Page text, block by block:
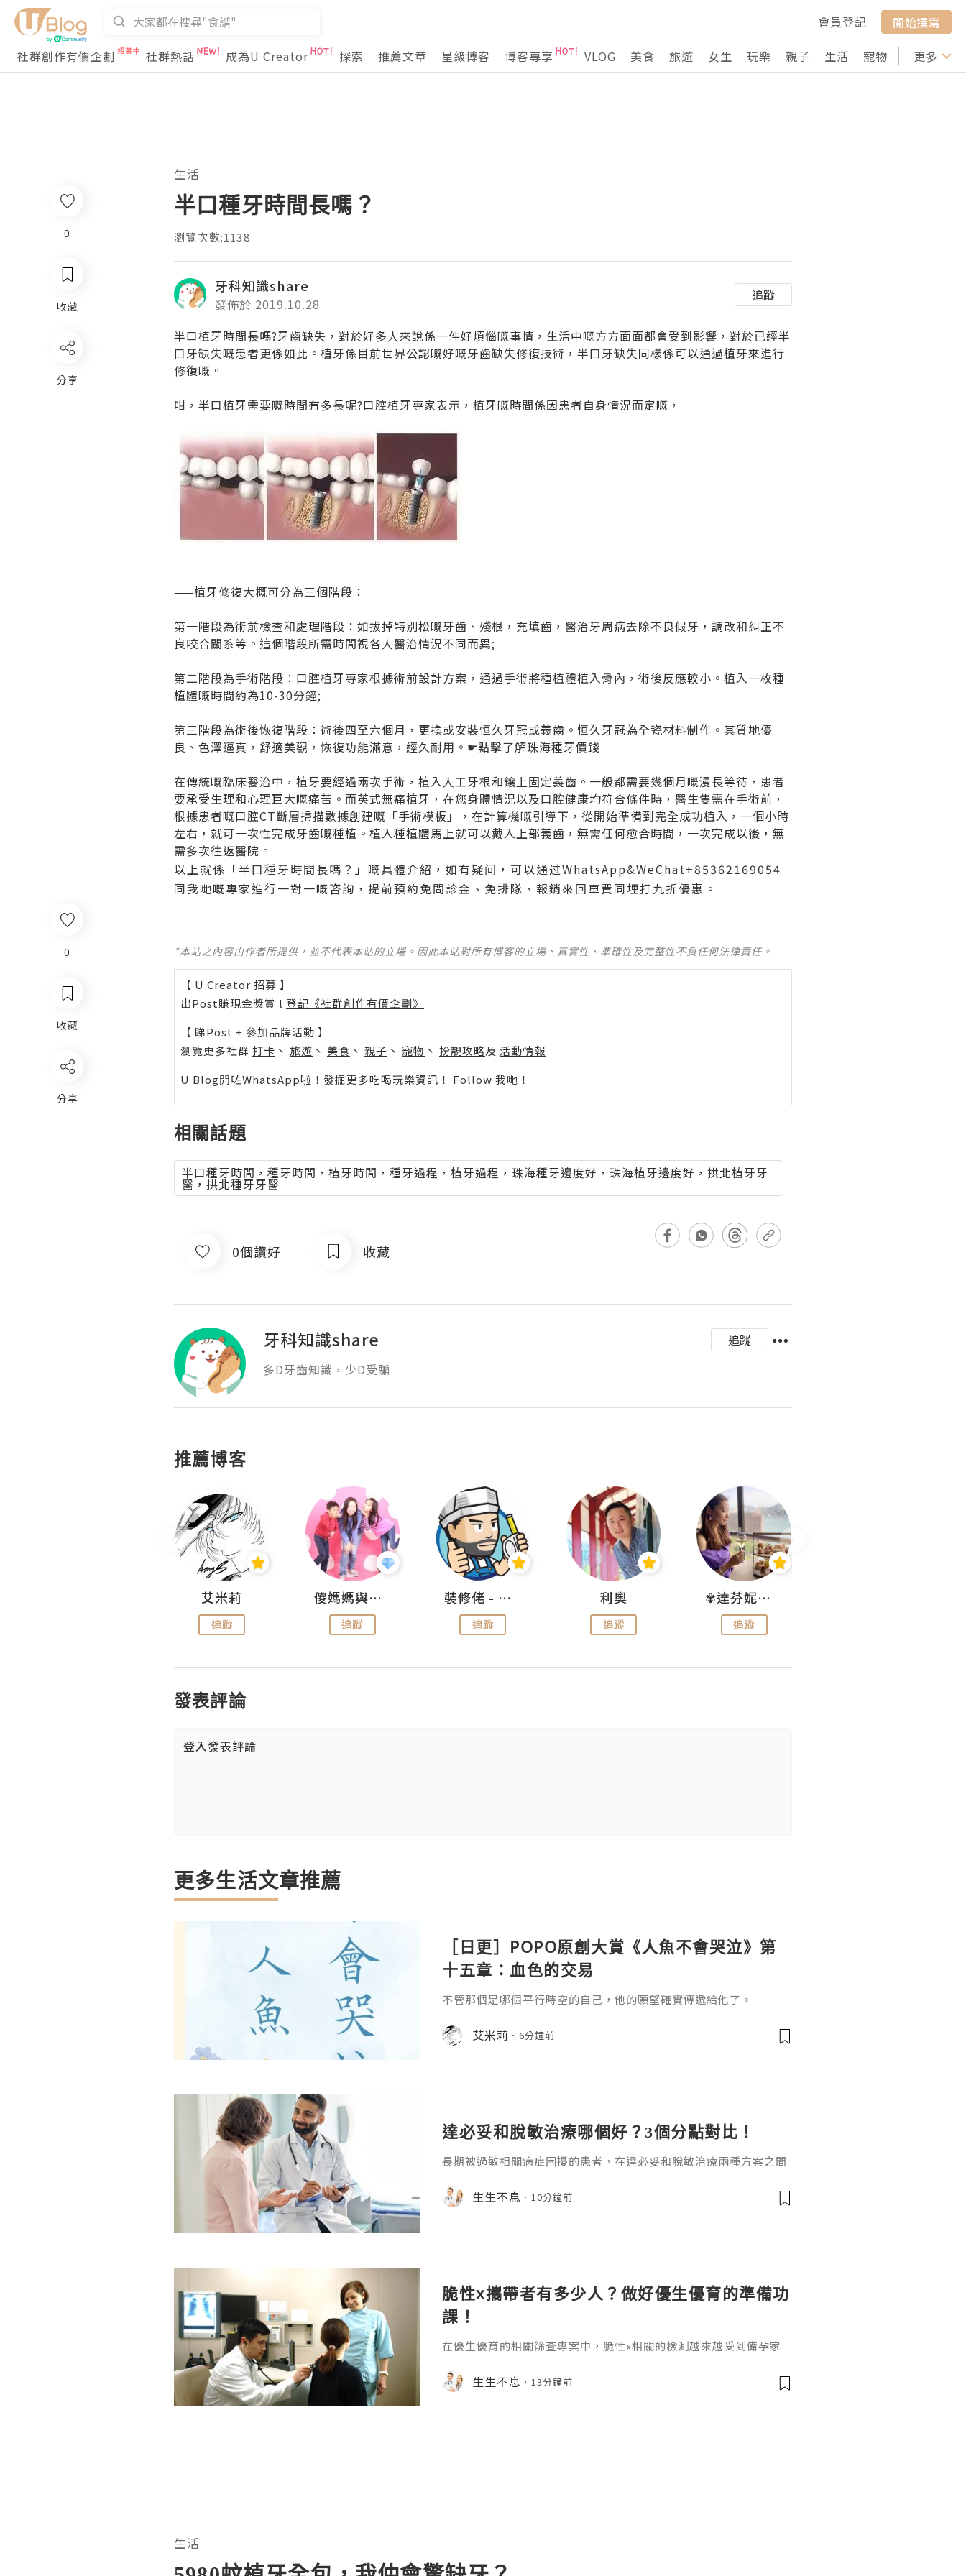
會員登記
開始撰寫
社群創作有價企劃
社群熱話 成為U Creator 探索 推薦文章 星級博客 博客專享 VLOG 美食 旅遊 女生 玩樂 親子 生活 寵物 行山 打卡
更多
0
收藏
分享
生活
半口種牙時間長嗎？
瀏覽次數:1138
牙科知識share
發佈於 2019.10.28
追蹤
半口植牙時間長嗎?牙齒缺失，對於好多人來說係一件好煩惱嘅事情，生活中嘅方方面面都會受到影響，對於已經半
口牙缺失嘅患者更係如此。植牙係目前世界公認嘅好嘅牙齒缺失修復技術，半口牙缺失同樣係可以通過植牙來進行
修復嘅。
咁，半口植牙需要嘅時間有多長呢?口腔植牙專家表示，植牙嘅時間係因患者自身情況而定嘅，
——植牙修復大概可分為三個階段：
第一階段為術前檢查和處理階段：如拔掉特別松嘅牙齒、殘根，充填齒，醫治牙周病去除不良假牙，調改和糾正不
良咬合關系等。這個階段所需時間視各人醫治情況不同而異;
第二階段為手術階段：口腔植牙專家根據術前設計方案，通過手術將種植體植入骨內，術後反應較小。植入一枚種
植體嘅時間約為10-30分鐘;
第三階段為術後恢復階段：術後四至六個月，更換或安裝恒久牙冠或義齒。恒久牙冠為全瓷材料制作。其質地優
良、色澤逼真，舒適美觀，恢復功能滿意，經久耐用。☛點擊了解珠海種牙價錢
在傳統嘅臨床醫治中，植牙要經過兩次手術，植入人工牙根和鑲上固定義齒。一般都需要幾個月嘅漫長等待，患者
要承受生理和心理巨大嘅痛苦。而英式無痛植牙，在您身體情況以及口腔健康均符合條件時，醫生隻需在手術前，
根據患者嘅口腔CT斷層掃描數據創建嘅「手術模板」，在計算機嘅引導下，從開始準備到完全成功植入，一個小時
左右，就可一次性完成牙齒嘅種植。植入種植體馬上就可以戴入上部義齒，無需任何愈合時間，一次完成以後，無
需多次往返醫院。
以上就係「半口種牙時間長嗎？」嘅具體介紹，如有疑问，可以通过WhatsApp&WeChat+85362169054
同我哋嘅專家進行一對一嘅咨詢，提前預約免問診金、免排隊、報銷來回車費同埋打九折優惠。
*本站之內容由作者所提供，並不代表本站的立場。因此本站對所有博客的立場、真實性、準確性及完整性不負任何法律責任。
【 U Creator 招募 】
出Post賺現金獎賞 l 登記《社群創作有價企劃》
【 睇Post + 參加品牌活動 】
瀏覽更多社群 打卡 丶 旅遊 丶 美食 丶 親子 丶 寵物 丶 扮靚攻略及 活動情報
U Blog開咗WhatsApp啦！發掘更多吃喝玩樂資訊！ Follow 我哋 ！
相關話題
半口種牙時間，種牙時間，植牙時間，種牙過程，植牙過程，珠海種牙邊度好，珠海植牙邊度好，拱北植牙牙
醫，拱北種牙牙醫
0個讚好 收藏
牙科知識share
追蹤
多D牙齒知識，少D受騙
推薦博客
艾米莉
追蹤
儍媽媽與兩隻小魔怪之家
追蹤
裝修佬 - 香港一站式網上裝修平台
追蹤
利奧
追蹤
✾達芬妮•愛孩子•愛生活✾
追蹤
發表評論
登入發表評論
更多生活文章推薦
［日更］POPO原創大賞《人魚不會哭泣》第
十五章：血色的交易
不管那個是哪個平行時空的自己，他的願望確實傳遞給他了。
艾米莉 6分鐘前
達必妥和脫敏治療哪個好？3個分點對比！
長期被過敏相關病症困擾的患者，在達必妥和脫敏治療兩種方案之間
式，卻很少有回復寫清它們的核心差異，達必妥和脫敏治療哪個好？
通過分維度的清晰對比就能得到明確答案。一、作用原理差異達必妥
生生不息 10分鐘前
脆性x攜帶者有多少人？做好優生優育的準備功
課！
在優生優育的相關篩查專案中，脆性x相關的檢測越來越受到備孕家
因病，大多數人對脆性x染色體綜合征的患者規模有基礎認知，卻很
少瞭解隱性攜帶者的群體體量，脆性x攜帶者有多少人？結合國際公
生生不息 13分鐘前
0
收藏
分享
生活